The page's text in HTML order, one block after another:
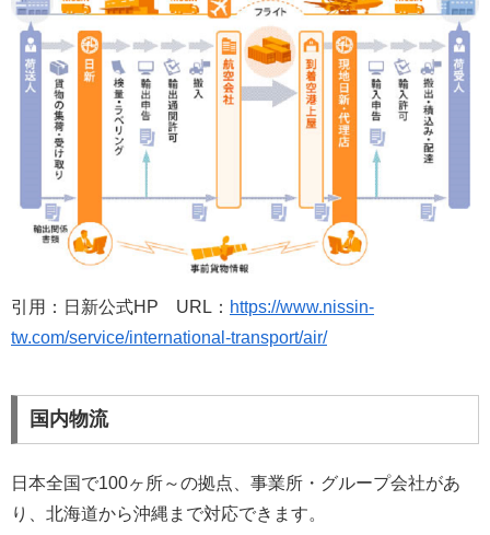
引用：日新公式HP URL： https://www.nissin-
tw.com/service/international-transport/air/
国内物流
日本全国で100ヶ所～の拠点、事業所・グループ会社があ
り、北海道から沖縄まで対応できます。